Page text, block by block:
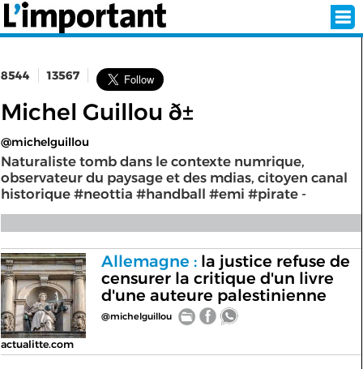
SÉLECTION DE L'ÉTÉ
SUIVEZ NOUS:
< RETOUR À L'ACCUEIL
8544 13567
Michel Guillou ð±
@michelguillou
Naturaliste tomb dans le contexte numrique,
observateur du paysage et des mdias, citoyen canal
historique #neottia #handball #emi #pirate -
actualitte.com
Allemagne :la justice refuse de
censurer la critique d'un livre
d'une auteure palestinienne
@michelguillou